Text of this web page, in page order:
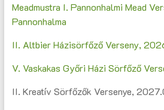
Meadmustra I. Pannonhalmi Mead
Pannonhalma
II. Altbier Házisörfőző Verseny,
V. Vaskakas Győri Házi Sörfőző
II. Kreatív Sörfőzők Versenye,